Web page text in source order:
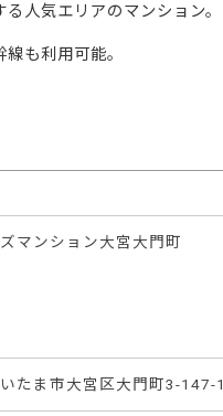
人気エリアのマンション。
も利用可能。
マンション大宮大門町
たま市大宮区大門町3-147-1